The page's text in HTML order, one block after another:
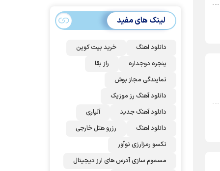
می‌شود؟!
لینک های مفید
دانلود اهنگ
خرید بیت کوین
پنجره دوجداره
راز بقا
نمایندگی مجاز بوش
دانلود آهنگ رز‌ موزیک
دانلود آهنگ جدید
آلپاری
دانلود اهنگ
رزرو هتل خارجی
نکسو رمزارزی نوآور
مسموم سازی آدرس های ارز دیجیتال